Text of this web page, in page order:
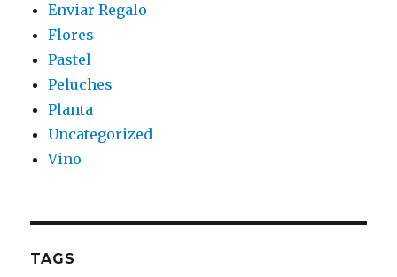
Enviar Regalo
Flores
Pastel
Peluches
Planta
Uncategorized
Vino
TAGS